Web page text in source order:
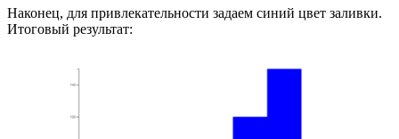
Наконец, для привлекательности задаем синий цвет заливки.
Итоговый результат: